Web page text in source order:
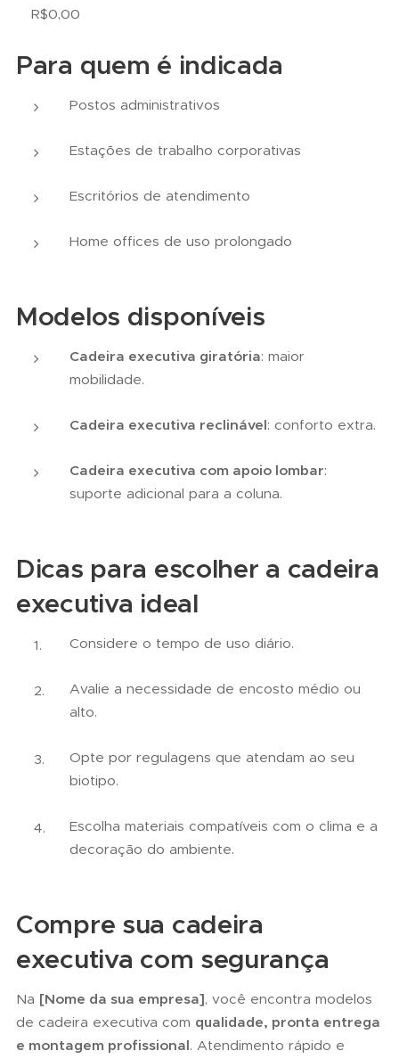
R$0,00
Para quem é indicada
Postos administrativos
Estações de trabalho corporativas
Escritórios de atendimento
Home offices de uso prolongado
Modelos disponíveis
Cadeira executiva giratória: maior
mobilidade.
Cadeira executiva reclinável: conforto extra.
Cadeira executiva com apoio lombar:
suporte adicional para a coluna.
Dicas para escolher a cadeira
executiva ideal
Considere o tempo de uso diário.
Avalie a necessidade de encosto médio ou
alto.
Opte por regulagens que atendam ao seu
biotipo.
Escolha materiais compatíveis com o clima e a
decoração do ambiente.
Compre sua cadeira
executiva com segurança
Na [Nome da sua empresa], você encontra modelos
de cadeira executiva com qualidade, pronta entrega
e montagem profissional. Atendimento rápido e